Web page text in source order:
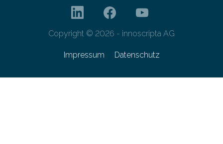
Copyright © 2026 - innoscripta AG
Impressum Datenschutz